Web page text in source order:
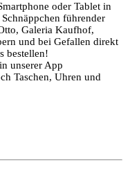
oder Tablet in
führender
Galeria Kaufhof,
und bei Gefallen direkt
bestellen!
unserer App
Taschen, Uhren und